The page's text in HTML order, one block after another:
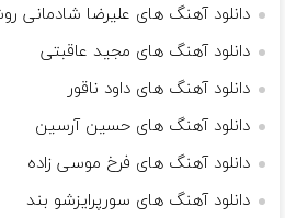
دانلود آهنگ های علیرضا شادمانی
دانلود آهنگ های مجید عاقبتی
دانلود آهنگ های داود ناقور
دانلود آهنگ های حسین آرسین
دانلود آهنگ های فرخ موسی زاده
دانلود آهنگ های سورپرایزشو بند